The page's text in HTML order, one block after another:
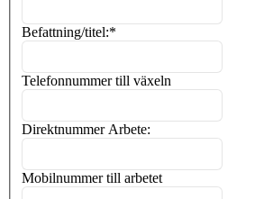
Befattning/titel:*
Telefonnummer till växeln
Direktnummer Arbete:
Mobilnummer till arbetet